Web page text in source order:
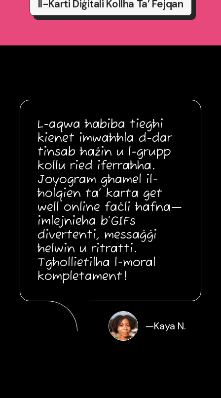
Il-Karti Diġitali Kollha Ta’ Fejqan
L-aqwa ħabiba tiegħi
kienet imwaħħla d-dar
tinsab ħażin u l-grupp
kollu ried iferraħha.
Joyogram għamel il-
ħolqien ta’ karta get
well online faċli ħafna—
imlejnieha b’GIFs
divertenti, messaġġi
ħelwin u ritratti.
Tgħollietilha l-moral
kompletament!
—Kaya N.